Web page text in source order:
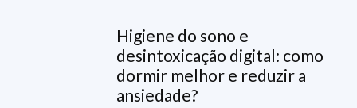
Higiene do sono e
desintoxicação digital: como
dormir melhor e reduzir a
ansiedade?